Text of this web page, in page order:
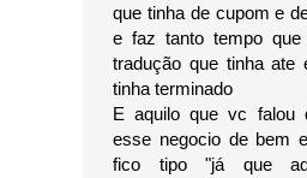
que tinha de cupom e
e faz tanto tempo
tradução que tinha ate
tinha terminado
E aquilo que vc falou
esse negocio de bem
fico tipo "já que